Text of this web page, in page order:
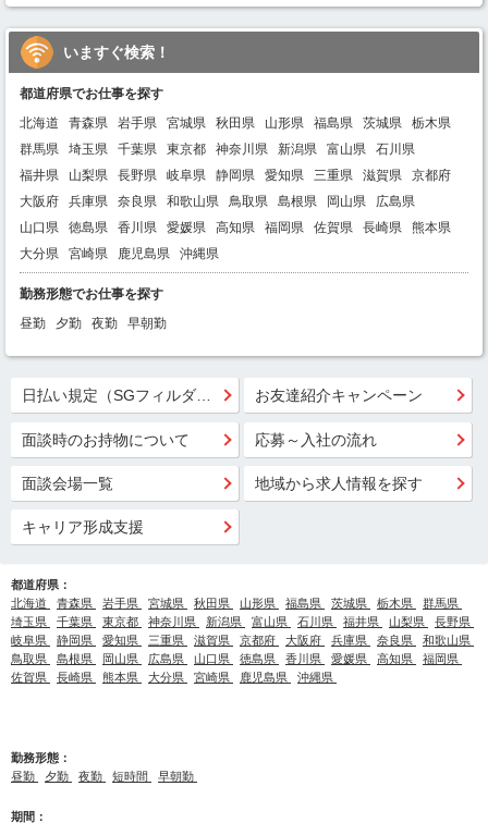
いますぐ検索！
都道府県でお仕事を探す
北海道
青森県 岩手県 宮城県 秋田県 山形県 福島県 茨城県
栃木県
群馬県
埼玉県 千葉県 東京都 神奈川県 新潟県 富山県
石川県
福井県
山梨県 長野県 岐阜県 静岡県 愛知県 三重県 滋賀県
京都府
大阪府
兵庫県 奈良県 和歌山県 鳥取県 島根県 岡山県
広島県
山口県
徳島県 香川県 愛媛県 高知県 福岡県 佐賀県 長崎県
熊本県
大分県
宮崎県 鹿児島県 沖縄県
勤務形態でお仕事を探す
昼勤
夕勤 夜勤 早朝勤
日払い規定（SGフィルダー） お友達紹介キャンペーン
面談時のお持物について 応募～入社の流れ
面談会場一覧 地域から求人情報を探す
キャリア形成支援
都道府県：
北海道
青森県 岩手県 宮城県 秋田県 山形県 福島県 茨城県 栃木県
群馬県
埼玉県
千葉県 東京都 神奈川県 新潟県 富山県 石川県 福井県 山梨県
長野県
岐阜県
静岡県 愛知県 三重県 滋賀県 京都府 大阪府 兵庫県 奈良県
和歌山県
鳥取県
島根県 岡山県 広島県 山口県 徳島県 香川県 愛媛県 高知県
福岡県
佐賀県
長崎県 熊本県 大分県 宮崎県 鹿児島県 沖縄県
勤務形態：
昼勤
夕勤 夜勤 短時間 早朝勤
期間：